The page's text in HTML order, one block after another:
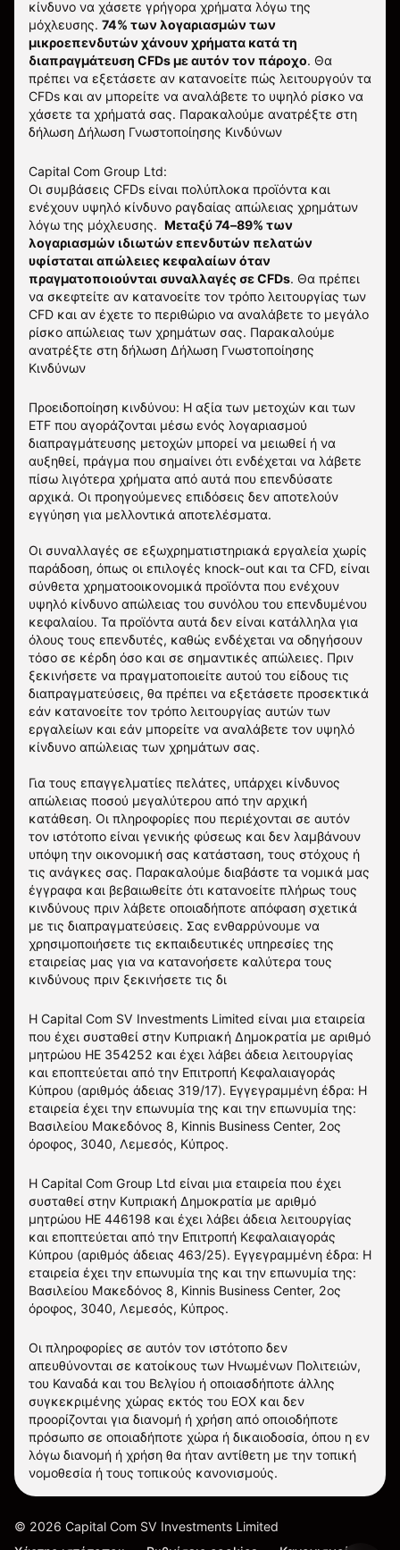
κίνδυνο να χάσετε γρήγορα χρήματα λόγω της
μόχλευσης. 74% των λογαριασμών των
μικροεπενδυτών χάνουν χρήματα κατά τη
διαπραγμάτευση CFDs με αυτόν τον πάροχο. Θα
πρέπει να εξετάσετε αν κατανοείτε πώς λειτουργούν τα
CFDs και αν μπορείτε να αναλάβετε το υψηλό ρίσκο να
χάσετε τα χρήματά σας. Παρακαλούμε ανατρέξτε στη
δήλωση Δήλωση Γνωστοποίησης Κινδύνων
Capital Com Group Ltd:
Οι συμβάσεις CFDs είναι πολύπλοκα προϊόντα και
ενέχουν υψηλό κίνδυνο ραγδαίας απώλειας χρημάτων
λόγω της μόχλευσης. Μεταξύ 74–89% των
λογαριασμών ιδιωτών επενδυτών πελατών
υφίσταται απώλειες κεφαλαίων όταν
πραγματοποιούνται συναλλαγές σε CFDs. Θα πρέπει
να σκεφτείτε αν κατανοείτε τον τρόπο λειτουργίας των
CFD και αν έχετε το περιθώριο να αναλάβετε το μεγάλο
ρίσκο απώλειας των χρημάτων σας. Παρακαλούμε
ανατρέξτε στη δήλωση Δήλωση Γνωστοποίησης
Κινδύνων
Προειδοποίηση κινδύνου: Η αξία των μετοχών και των
ETF που αγοράζονται μέσω ενός λογαριασμού
διαπραγμάτευσης μετοχών μπορεί να μειωθεί ή να
αυξηθεί, πράγμα που σημαίνει ότι ενδέχεται να λάβετε
πίσω λιγότερα χρήματα από αυτά που επενδύσατε
αρχικά. Οι προηγούμενες επιδόσεις δεν αποτελούν
εγγύηση για μελλοντικά αποτελέσματα.
Οι συναλλαγές σε εξωχρηματιστηριακά εργαλεία χωρίς
παράδοση, όπως οι επιλογές knock-out και τα CFD, είναι
σύνθετα χρηματοοικονομικά προϊόντα που ενέχουν
υψηλό κίνδυνο απώλειας του συνόλου του επενδυμένου
κεφαλαίου. Τα προϊόντα αυτά δεν είναι κατάλληλα για
όλους τους επενδυτές, καθώς ενδέχεται να οδηγήσουν
τόσο σε κέρδη όσο και σε σημαντικές απώλειες. Πριν
ξεκινήσετε να πραγματοποιείτε αυτού του είδους τις
διαπραγματεύσεις, θα πρέπει να εξετάσετε προσεκτικά
εάν κατανοείτε τον τρόπο λειτουργίας αυτών των
εργαλείων και εάν μπορείτε να αναλάβετε τον υψηλό
κίνδυνο απώλειας των χρημάτων σας.
Για τους επαγγελματίες πελάτες, υπάρχει κίνδυνος
απώλειας ποσού μεγαλύτερου από την αρχική
κατάθεση. Οι πληροφορίες που περιέχονται σε αυτόν
τον ιστότοπο είναι γενικής φύσεως και δεν λαμβάνουν
υπόψη την οικονομική σας κατάσταση, τους στόχους ή
τις ανάγκες σας. Παρακαλούμε διαβάστε τα νομικά μας
έγγραφα και βεβαιωθείτε ότι κατανοείτε πλήρως τους
κινδύνους πριν λάβετε οποιαδήποτε απόφαση σχετικά
με τις διαπραγματεύσεις. Σας ενθαρρύνουμε να
χρησιμοποιήσετε τις εκπαιδευτικές υπηρεσίες της
εταιρείας μας για να κατανοήσετε καλύτερα τους
κινδύνους πριν ξεκινήσετε τις δι
Η Capital Com SV Investments Limited είναι μια εταιρεία
που έχει συσταθεί στην Κυπριακή Δημοκρατία με αριθμό
μητρώου HE 354252 και έχει λάβει άδεια λειτουργίας
και εποπτεύεται από την Επιτροπή Κεφαλαιαγοράς
Κύπρου (αριθμός άδειας 319/17). Εγγεγραμμένη έδρα: Η
εταιρεία έχει την επωνυμία της και την επωνυμία της:
Βασιλείου Μακεδόνος 8, Kinnis Business Center, 2ος
όροφος, 3040, Λεμεσός, Κύπρος.
Η Capital Com Group Ltd είναι μια εταιρεία που έχει
συσταθεί στην Κυπριακή Δημοκρατία με αριθμό
μητρώου ΗΕ 446198 και έχει λάβει άδεια λειτουργίας
και εποπτεύεται από την Επιτροπή Κεφαλαιαγοράς
Κύπρου (αριθμός άδειας 463/25). Εγγεγραμμένη έδρα: Η
εταιρεία έχει την επωνυμία της και την επωνυμία της:
Βασιλείου Μακεδόνος 8, Kinnis Business Center, 2ος
όροφος, 3040, Λεμεσός, Κύπρος.
Οι πληροφορίες σε αυτόν τον ιστότοπο δεν
απευθύνονται σε κατοίκους των Ηνωμένων Πολιτειών,
του Καναδά και του Βελγίου ή οποιασδήποτε άλλης
συγκεκριμένης χώρας εκτός του ΕΟΧ και δεν
προορίζονται για διανομή ή χρήση από οποιοδήποτε
πρόσωπο σε οποιαδήποτε χώρα ή δικαιοδοσία, όπου η εν
λόγω διανομή ή χρήση θα ήταν αντίθετη με την τοπική
νομοθεσία ή τους τοπικούς κανονισμούς.
© 2026 Capital Com SV Investments Limited